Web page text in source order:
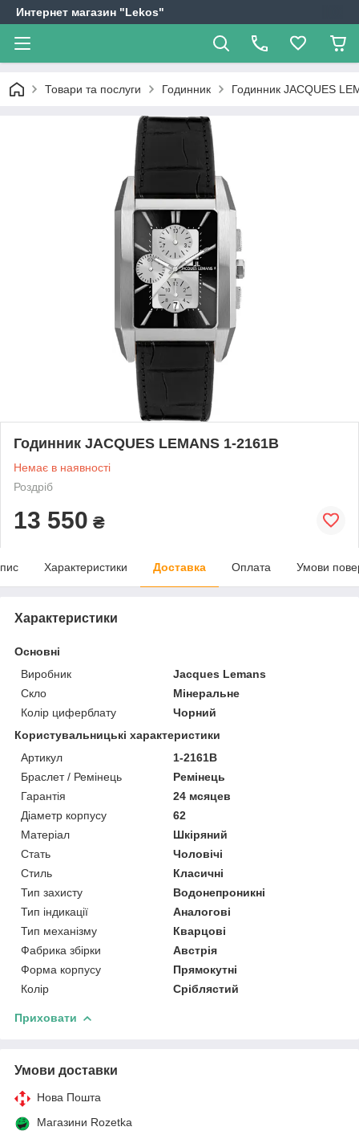
Интернет магазин "Lekos"
Товари та послуги Годинник Годинник JACQUES
Годинник JACQUES LEMANS 1-2161B
Немає в наявності
Роздріб
13 550 ₴
Характеристики Доставка Оплата Умови
Характеристики
Основні
Виробник
Jacques Lemans
Скло
Мінеральне
Колір циферблату
Чорний
Користувальницькі характеристики
Артикул
1-2161B
Браслет / Ремінець
Ремінець
Гарантія
24 мсяцев
Діаметр корпусу
62
Матеріал
Шкіряний
Стать
Чоловічі
Стиль
Класичні
Тип захисту
Водонепроникні
Тип індикації
Аналогові
Тип механізму
Кварцові
Фабрика збірки
Австрія
Форма корпусу
Прямокутні
Колір
Сріблястий
Приховати
Умови доставки
Нова Пошта
Магазини Rozetka